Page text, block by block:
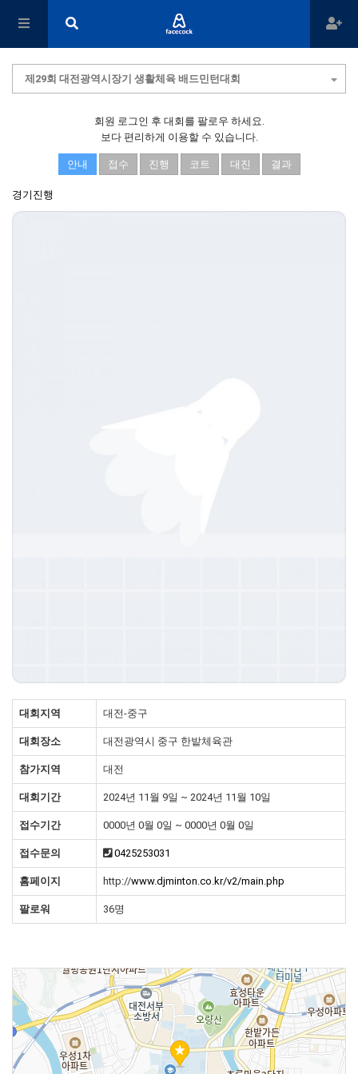
제29회 대전광역시장기 생활체육 배드민턴대회
회원 로그인 후 대회를 팔로우 하세요.
보다 편리하게 이용할 수 있습니다.
안내 접수 진행 코트 대진 결과
경기진행
대회지역 대전-중구
대회장소 대전광역시 중구 한밭체육관
참가지역 대전
대회기간 2024년 11월 9일 ~ 2024년 11월 10일
접수기간 0000년 0월 0일 ~ 0000년 0월 0일
접수문의 0425253031
홈페이지 http://www.djminton.co.kr/v2/main.php
팔로워 36명